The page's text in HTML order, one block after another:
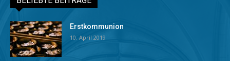
Erstkommunion
10. April 2019